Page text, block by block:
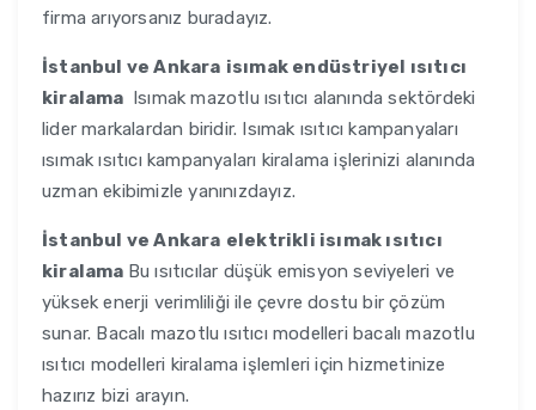
firma arıyorsanız buradayız.
İstanbul ve Ankara isımak endüstriyel ısıtıcı
kiralama Isımak mazotlu ısıtıcı alanında sektördeki
lider markalardan biridir. Isımak ısıtıcı kampanyaları
ısımak ısıtıcı kampanyaları kiralama işlerinizi alanında
uzman ekibimizle yanınızdayız.
İstanbul ve Ankara elektrikli isımak ısıtıcı
kiralama Bu ısıtıcılar düşük emisyon seviyeleri ve
yüksek enerji verimliliği ile çevre dostu bir çözüm
sunar. Bacalı mazotlu ısıtıcı modelleri bacalı mazotlu
ısıtıcı modelleri kiralama işlemleri için hizmetinize
hazırız bizi arayın.